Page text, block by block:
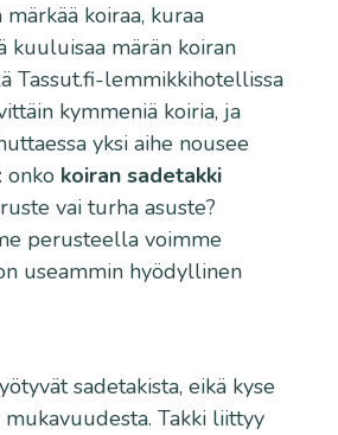
koiraa, kuraa
kuuluisaa märän koiran
Tassut.fi-lemmikkihotellissa
kymmeniä koiria, ja
yksi aihe nousee
onko koiran sadetakki
vai turha asuste?
perusteella voimme
useammin hyödyllinen
sadetakista, eikä kyse
Takki liittyy